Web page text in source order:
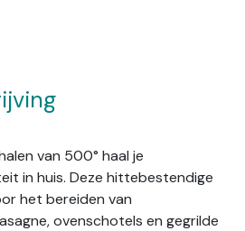
van 500° haal je
in huis. Deze hittebestendige
het bereiden van
ovenschotels en gegrilde